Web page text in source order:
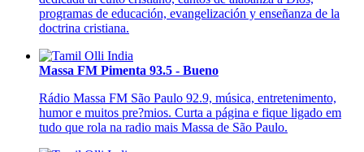
programas de educación, evangelización y enseñanza de la
doctrina cristiana.
Massa FM Pimenta 93.5 - Bueno
Rádio Massa FM São Paulo 92.9, música, entretenimento,
humor e muitos pre?mios. Curta a página e fique ligado em
tudo que rola na radio mais Massa de São Paulo.